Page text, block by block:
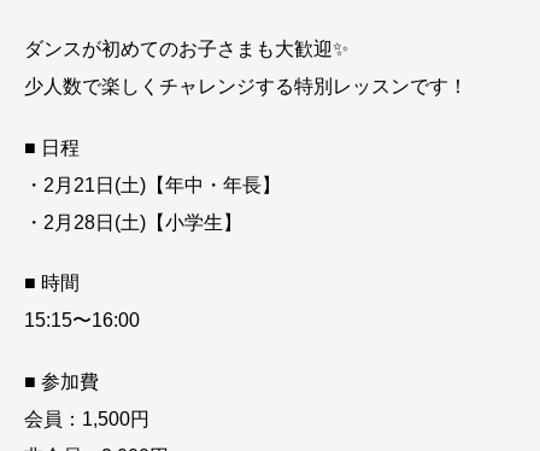
ダンスが初めてのお子さまも大歓迎✨
少人数で楽しくチャレンジする特別レッスンです！
■ 日程
・2月21日(土)【年中・年長】
・2月28日(土)【小学生】
■ 時間
15:15〜16:00
■ 参加費
会員：1,500円